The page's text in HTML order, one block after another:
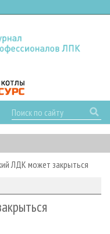
ЛДК может закрыться